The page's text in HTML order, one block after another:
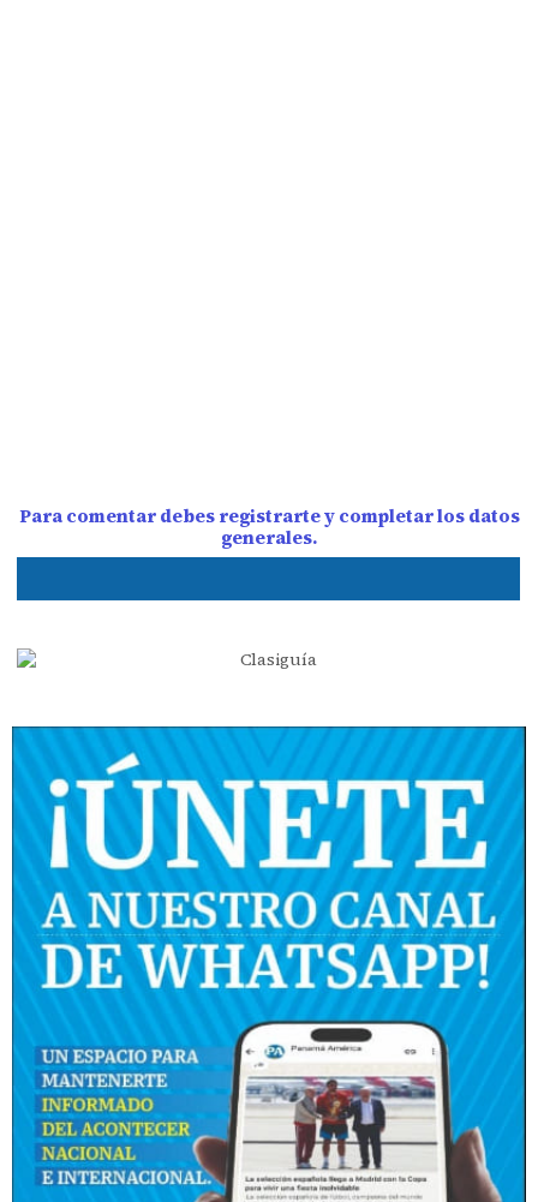
Para comentar debes registrarte y completar los datos
generales.